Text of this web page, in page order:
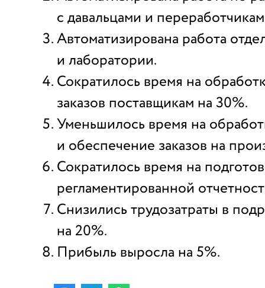
с давальцами и
Автоматизирована работа
и лаборатории.
Сократилось время на
заказов поставщикам на 30%.
Уменьшилось время на
и обеспечение заказов на
Сократилось время на
регламентированной
Снизились трудозатраты в
на 20%.
Прибыль выросла на 5%.